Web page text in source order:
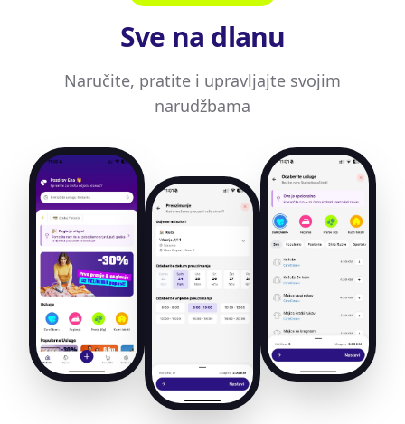
Sve na dlanu
Naručite, pratite i upravljajte svojim
narudžbama